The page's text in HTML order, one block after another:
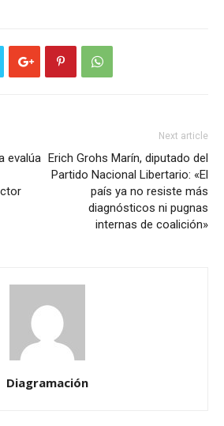
evalúa
Next article
Erich Grohs Marín, diputado del
Partido Nacional Libertario: «El
país ya no resiste más
diagnósticos ni pugnas
internas de coalición»
Diagramación